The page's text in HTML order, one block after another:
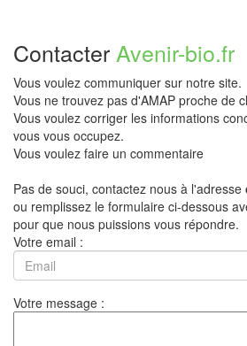
Contacter Avenir-bio.fr
Vous voulez communiquer sur notre site.
Vous ne trouvez pas d'AMAP proche de
Vous voulez corriger les informations
vous vous occupez.
Vous voulez faire un commentaire
Pas de souci, contactez nous à l'adresse
ou remplissez le formulaire ci-dessous
pour que nous puissions vous répondre.
Votre email :
Votre message :